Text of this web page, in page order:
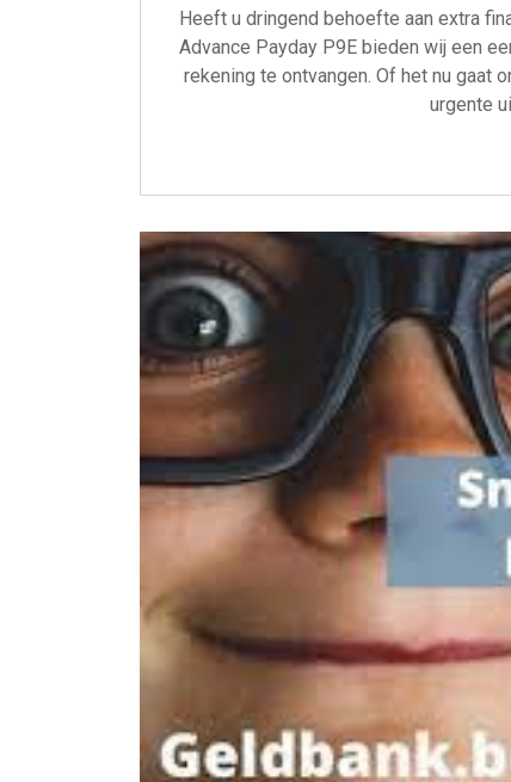
Heeft u dringend behoefte aan extra
Advance Payday P9E bieden wij een
rekening te ontvangen. Of het nu gaat
urgente